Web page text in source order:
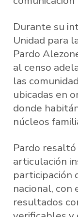
Durante su
Unidad para
Pardo
al censo
las
ubicadas en
donde
núcleos
Pardo
articulación
participación
nacional,
resultados